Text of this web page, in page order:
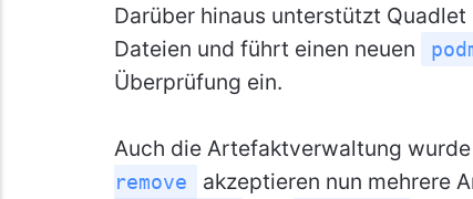
Darüber hinaus unterstützt
Dateien und führt einen neuen
Überprüfung ein.
Auch die Artefaktverwaltung
remove
akzeptieren nun mehrere